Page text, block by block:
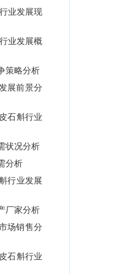
业发展现
业发展概
策略分析
展前景分
石斛行业
状况分析
分析
行业发展
厂家分析
场销售分
石斛行业